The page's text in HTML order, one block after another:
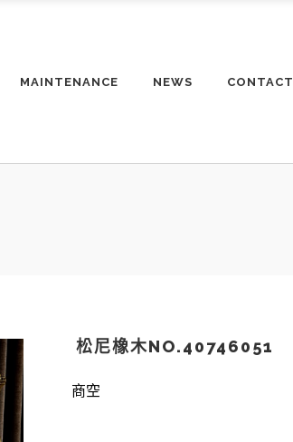
MAINTENANCE NEWS CONTACT
松尼橡木NO.40746051
商空